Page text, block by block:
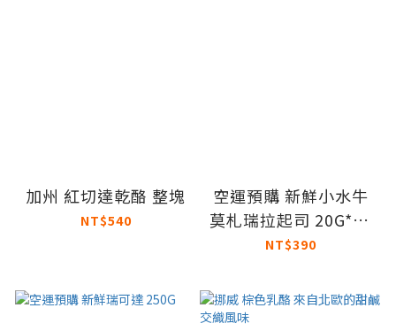
加州 紅切達乾酪 整塊
NT$540
空運預購 新鮮小水牛
莫札瑞拉起司 20G*11
顆/盒
NT$390